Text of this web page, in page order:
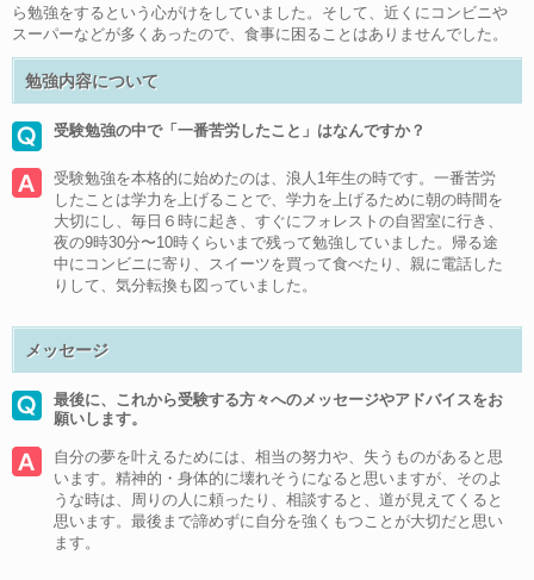
ら勉強をするという心がけをしていました。そして、近くにコンビニや
スーパーなどが多くあったので、食事に困ることはありませんでした。
勉強内容について
受験勉強の中で「一番苦労したこと」はなんですか？
受験勉強を本格的に始めたのは、浪人1年生の時です。一番苦労
したことは学力を上げることで、学力を上げるために朝の時間を
大切にし、毎日６時に起き、すぐにフォレストの自習室に行き、
夜の9時30分〜10時くらいまで残って勉強していました。帰る途
中にコンビニに寄り、スイーツを買って食べたり、親に電話した
りして、気分転換も図っていました。
メッセージ
最後に、これから受験する方々へのメッセージやアドバイスをお
願いします。
自分の夢を叶えるためには、相当の努力や、失うものがあると思
います。精神的・身体的に壊れそうになると思いますが、そのよ
うな時は、周りの人に頼ったり、相談すると、道が見えてくると
思います。最後まで諦めずに自分を強くもつことが大切だと思い
ます。